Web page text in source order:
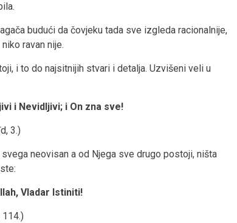
budući da čovjeku tada sve izgleda racionalnije,
ravan nije.
i to do najsitnijih stvari i detalja. Uzvišeni veli u
i Nevidljivi; i On zna sve!
3.)
neovisan a od Njega sve drugo postoji, ništa
Vladar Istiniti!
114.)